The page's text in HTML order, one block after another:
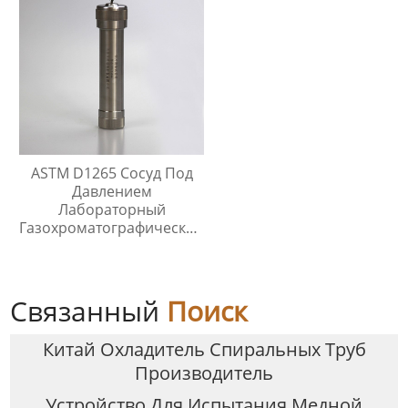
ASTM D1265 Сосуд Под
Давлением
Лабораторный
Газохроматографический
Связанный Поиск
Китай Охладитель Спиральных Труб
Производитель